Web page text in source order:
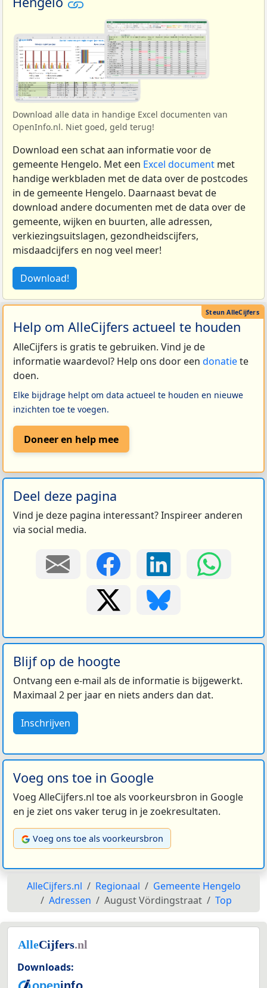
Download alle data in handige Excel documenten van
OpenInfo.nl. Niet goed, geld terug!
Download een schat aan informatie voor de
gemeente Hengelo. Met een Excel document met
handige werkbladen met de data over de postcodes
in de gemeente Hengelo. Daarnaast bevat de
download andere documenten met de data over de
gemeente, wijken en buurten, alle adressen,
verkiezingsuitslagen, gezondheidscijfers,
misdaadcijfers en nog veel meer!
Download!
Help om AlleCijfers actueel te houden
AlleCijfers is gratis te gebruiken. Vind je de
informatie waardevol? Help ons door een donatiete
doen.
Elke bijdrage helpt om data actueel te houden en nieuwe
inzichten toe te voegen.
Doneer en help mee
Deel deze pagina
Vind je deze pagina interessant? Inspireer anderen
via social media.
Blijf op de hoogte
Ontvang een e-mail als de informatie is bijgewerkt.
Maximaal 2 per jaar en niets anders dan dat.
Inschrijven
Voeg ons toe in Google
Voeg AlleCijfers.nl toe als voorkeursbron in Google
en je ziet ons vaker terug in je zoekresultaten.
Voeg ons toe als voorkeursbron
AlleCijfers.nl Regionaal
Gemeente Hengelo
Adressen
August Vördingstraat Top
Downloads: